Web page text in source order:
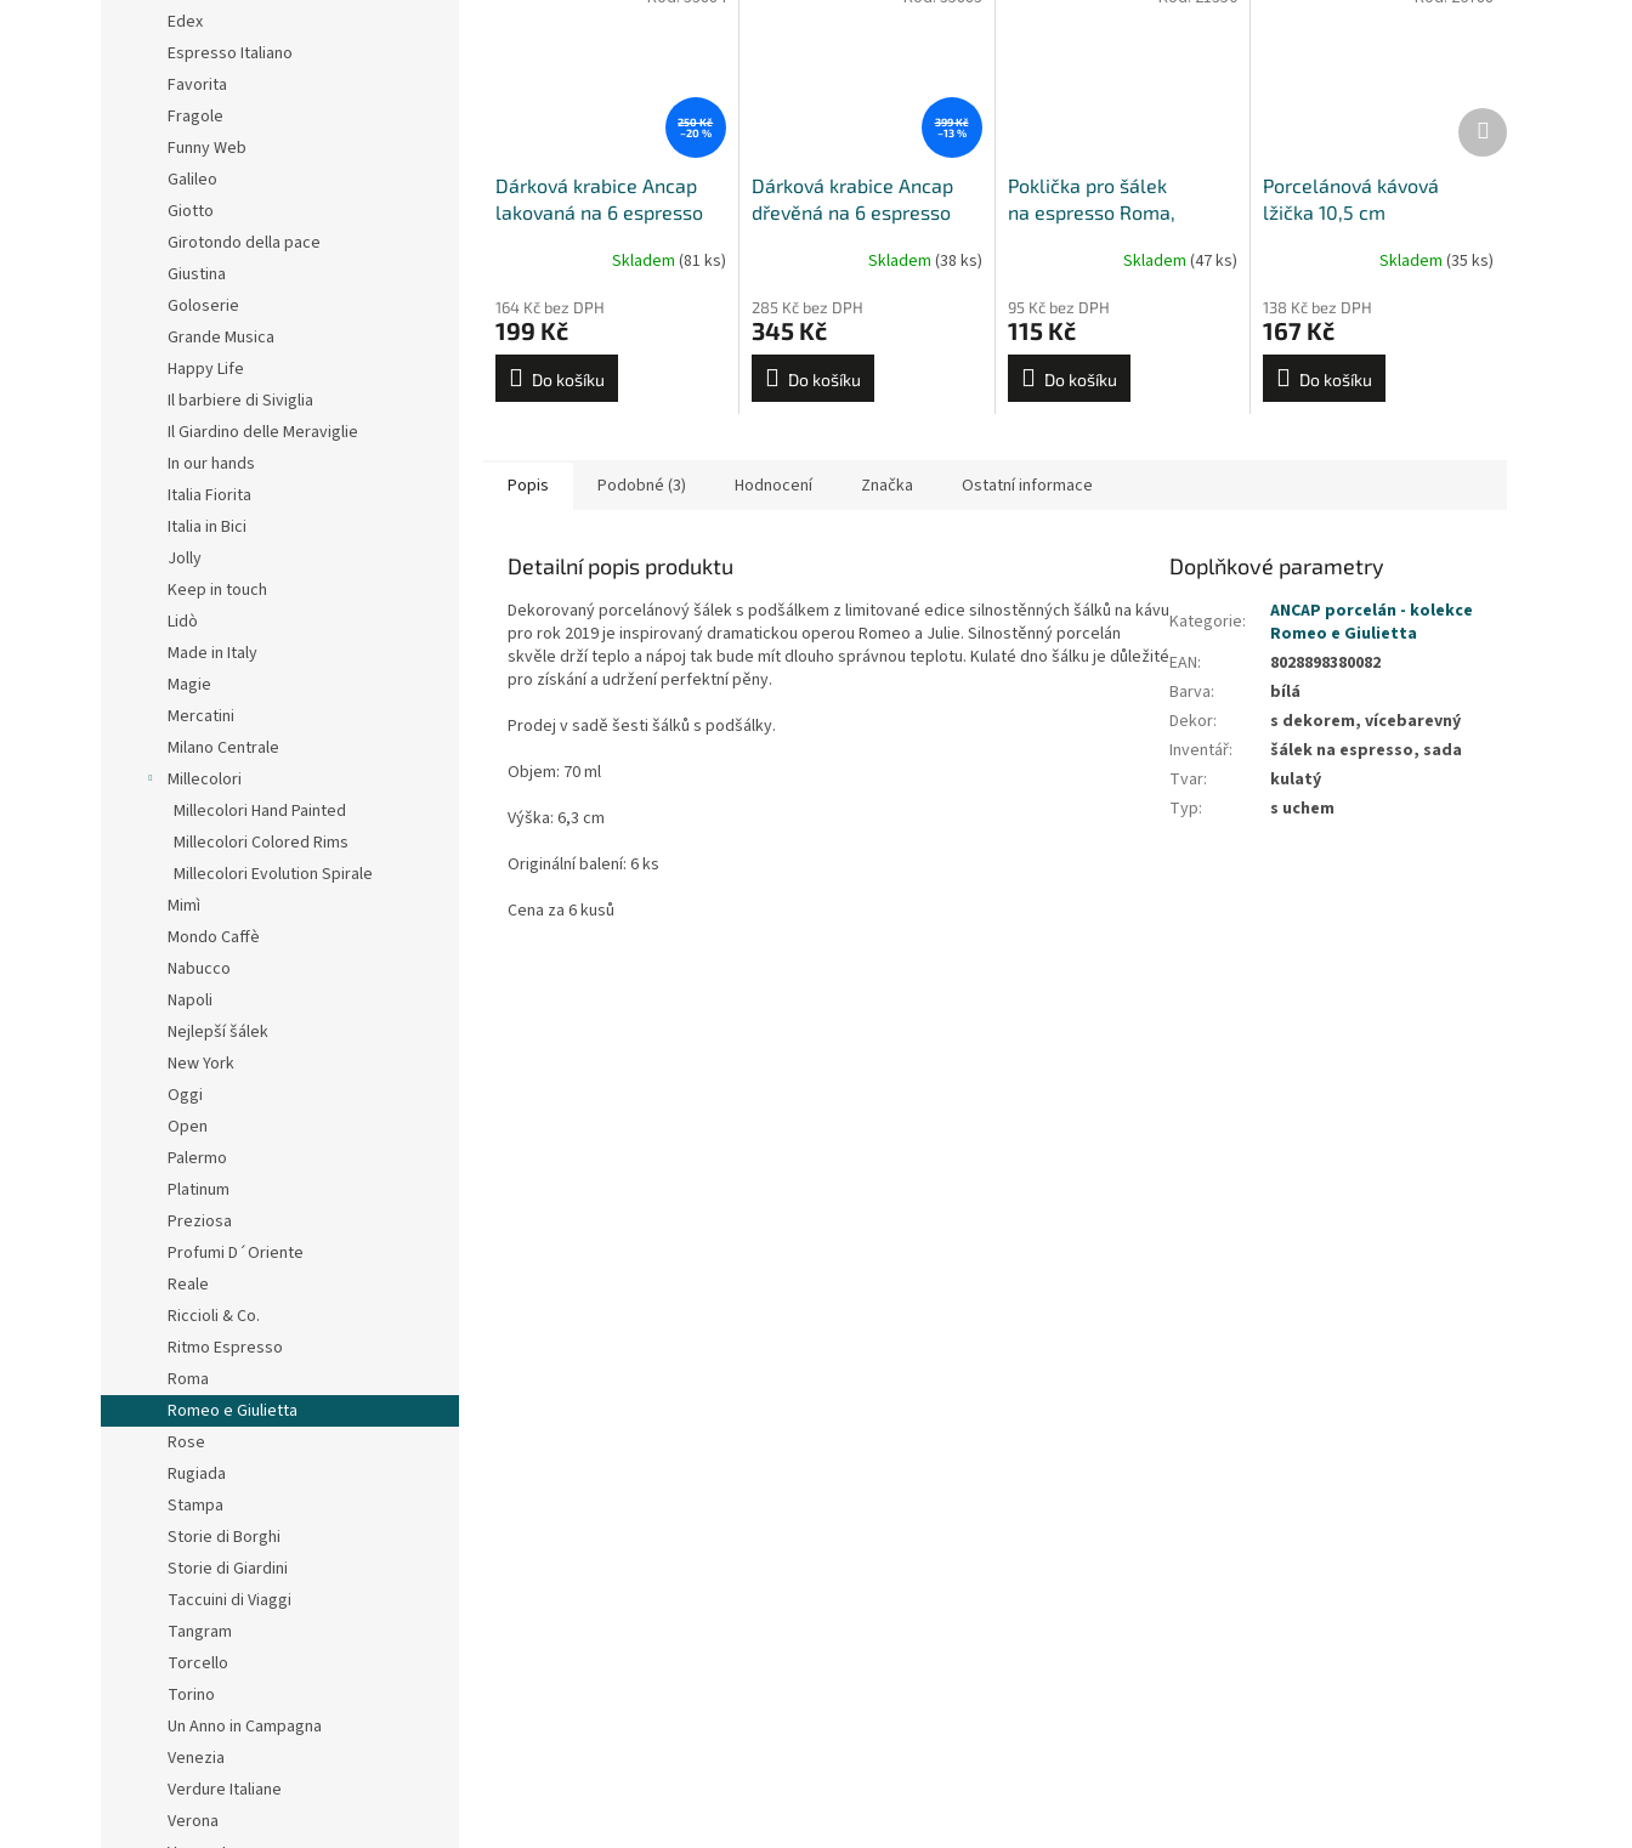
Edex
Espresso Italiano
Favorita
Fragole
Funny Web
Galileo
Giotto
Girotondo della pace
Giustina
Goloserie
Grande Musica
Happy Life
Il barbiere di Siviglia
Il Giardino delle Meraviglie
In our hands
Italia Fiorita
Italia in Bici
Jolly
Keep in touch
Lidò
Made in Italy
Magie
Mercatini
Milano Centrale
Millecolori
Millecolori Hand Painted
Millecolori Colored Rims
Millecolori Evolution Spirale
Mimì
Mondo Caffè
Nabucco
Napoli
Nejlepší šálek
New York
Oggi
Open
Palermo
Platinum
Preziosa
Profumi D´Oriente
Reale
Riccioli & Co.
Ritmo Espresso
Roma
Romeo e Giulietta
Rose
Rugiada
Stampa
Storie di Borghi
Storie di Giardini
Taccuini di Viaggi
Tangram
Torcello
Torino
Un Anno in Campagna
Venezia
Verdure Italiane
Verona
250 Kč
–20 %
Dárková krabice Ancap
lakovaná na 6 espresso
Skladem (81 ks)
164 Kč bez DPH
199 Kč
Do košíku
399 Kč
–13 %
Dárková krabice Ancap
dřevěná na 6 espresso
Skladem (38 ks)
285 Kč bez DPH
345 Kč
Do košíku
Poklička pro šálek
na espresso Roma,
Skladem(47 ks)
95 Kč bez DPH
115 Kč
Do košíku
Porcelánová kávová
lžička 10,5 cm
Skladem (35 ks)
138 Kč bez DPH
167 Kč
Do košíku
Další
produkt
Popis Podobné (3) Hodnocení Značka Ostatní informace
Detailní popis produktu
Dekorovaný porcelánový šálek s podšálkem z limitované edice silnostěnných šálků na kávu
pro rok 2019 je inspirovaný dramatickou operou Romeo a Julie. Silnostěnný porcelán
skvěle drží teplo a nápoj tak bude mít dlouho správnou teplotu. Kulaté dno šálku je důležité
pro získání a udržení perfektní pěny.
Prodej v sadě šesti šálků s podšálky.
Objem: 70 ml
Výška: 6,3 cm
Originální balení: 6 ks
Cena za 6 kusů
Doplňkové parametry
Kategorie:
ANCAP porcelán - kolekce
Romeo e Giulietta
EAN:
8028898380082
Barva:
bílá
Dekor:
s dekorem, vícebarevný
Inventář:
šálek na espresso, sada
Tvar:
kulatý
Typ: s uchem